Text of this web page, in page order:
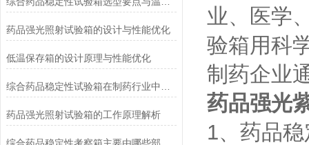
药品强光照射试验箱的设计与性能优化
低温保存箱的设计原理与性能优化
药品强光照射试验箱的工作原理解析
业、医学
验箱用科
制药企业
药品强光
1、药品